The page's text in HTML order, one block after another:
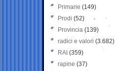
Primarie (149)
Prodi (52)
Provincia (139)
radici e valori (3.682)
RAI (359)
rapine (37)